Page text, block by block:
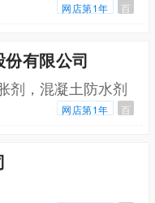
网店第1年 百
有限公司
剂，混凝土防水剂
网店第1年 百